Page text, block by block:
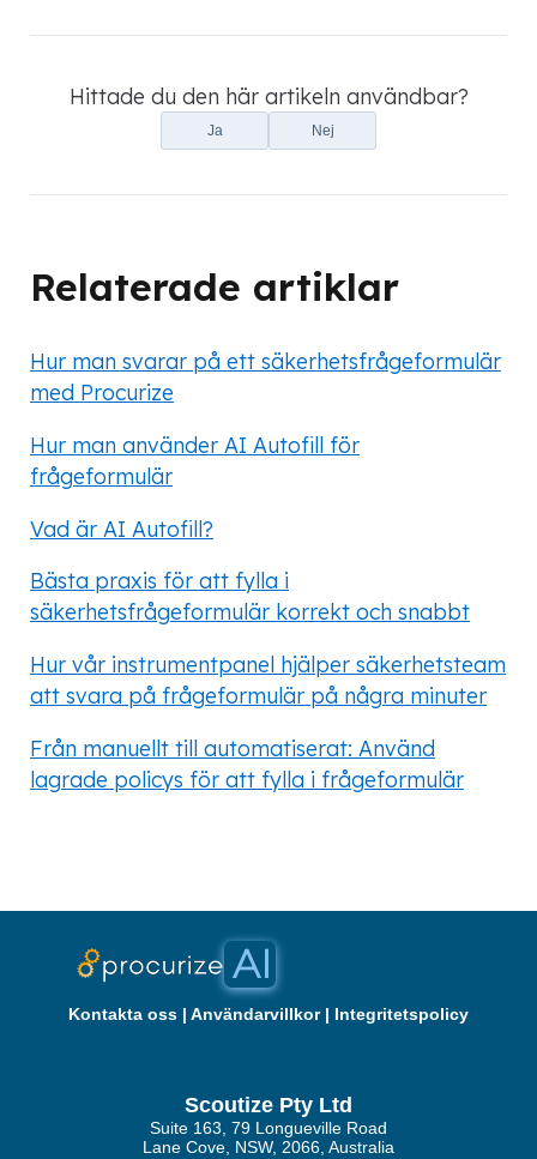
Hittade du den här artikeln användbar?
Ja Nej
Relaterade artiklar
Hur man svarar på ett säkerhetsfrågeformulär
med Procurize
Hur man använder AI Autofill för
frågeformulär
Vad är AI Autofill?
Bästa praxis för att fylla i
säkerhetsfrågeformulär korrekt och snabbt
Hur vår instrumentpanel hjälper säkerhetsteam
att svara på frågeformulär på några minuter
Från manuellt till automatiserat: Använd
lagrade policys för att fylla i frågeformulär
Kontakta oss | Användarvillkor| Integritetspolicy
Scoutize Pty Ltd
Suite 163, 79 Longueville Road
Lane Cove, NSW, 2066, Australia